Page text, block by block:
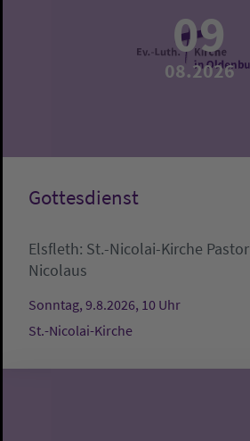
09
08.2026
Gottesdienst
Elsfleth: St.-Nicolai-Kirche
Nicolaus
Sonntag, 9.8.2026, 10 Uhr
St.-Nicolai-Kirche